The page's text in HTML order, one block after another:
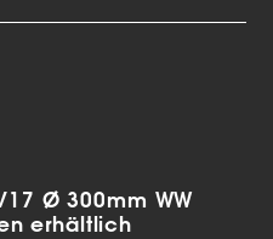
Ø 300mm WW
erhältlich